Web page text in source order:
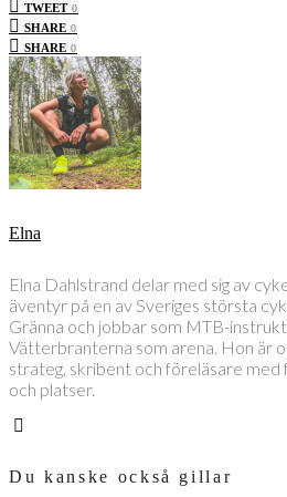
TWEET 0
SHARE 0
SHARE 0
Elna
Elna Dahlstrand delar med sig av
äventyr på en av Sveriges största
Gränna och jobbar som MTB-
Vätterbranterna som arena. Hon är
strateg, skribent och föreläsare med
och platser.
Du kanske också gillar